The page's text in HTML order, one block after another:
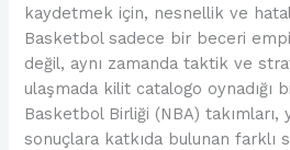
kaydetmek için, nesnellik ve
Basketbol sadece bir beceri
değil, aynı zamanda taktik ve
ulaşmada kilit catalogo oynadığı
Basketbol Birliği (NBA)
sonuçlara katkıda bulunan farklı